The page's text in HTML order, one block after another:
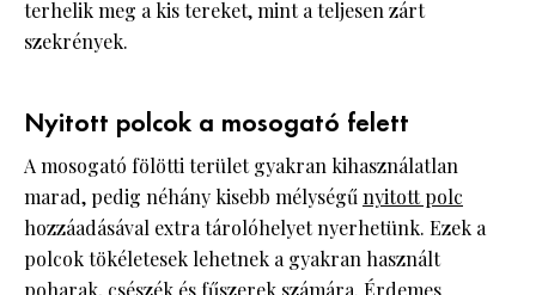
terhelik meg a kis tereket, mint a teljesen zárt
szekrények.
Nyitott polcok a mosogató felett
A mosogató fölötti terület gyakran kihasználatlan
marad, pedig néhány kisebb mélységűnyitott polc
hozzáadásával extra tárolóhelyet nyerhetünk. Ezek a
polcok tökéletesek lehetnek a gyakran használt
poharak, csészék és fűszerek számára. Érdemes